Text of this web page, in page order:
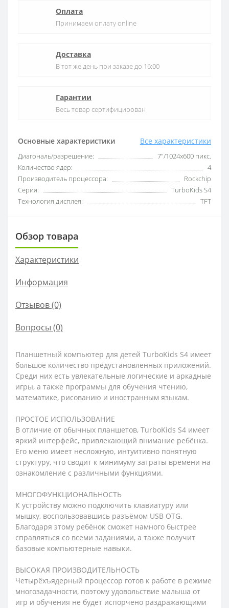
Основные характеристики Все характеристики
Диагональ/разрешение:
7"/1024х600 пикс.
Количество ядер:
4
Производитель процессора:
Rockchip
Серия:
TurboKids S4
Технология дисплея:
TFT
Оплата
Принимаем оплату online
Доставка
В тот же день при заказе до 16:00
Гарантии
Весь товар сертифицирован
Обзор товара
Характеристики
Информация
Отзывов (0)
Вопросы (0)
Планшетный компьютер для детей TurboKids S4 имеет
большое количество предустановленных приложений.
Среди них есть увлекательные логические и аркадные
игры, а также программы для обучения чтению,
математике, рисованию и иностранным языкам.
ПРОСТОЕ ИСПОЛЬЗОВАНИЕ
В отличие от обычных планшетов, TurboKids S4 имеет
яркий интерфейс, привлекающий внимание ребёнка.
Его меню имеет несложную, интуитивно понятную
структуру, что сводит к минимуму затраты времени на
ознакомление с различными функциями.
МНОГОФУНКЦИОНАЛЬНОСТЬ
К устройству можно подключить клавиатуру или
мышку, воспользовавшись разъёмом USB OTG.
Благодаря этому ребёнок сможет намного быстрее
справляться со всеми заданиями, а также получит
базовые компьютерные навыки.
ВЫСОКАЯ ПРОИЗВОДИТЕЛЬНОСТЬ
Четырёхъядерный процессор готов к работе в режиме
многозадачности, поэтому удовольствие малыша от
игр и обучения не будет испорчено раздражающими